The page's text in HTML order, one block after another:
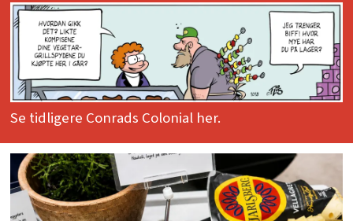
Se tidligere Conrads Colonial her.